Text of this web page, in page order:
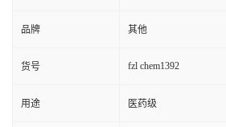
品牌 其他
货号 fzl chem1392
用途 医药级